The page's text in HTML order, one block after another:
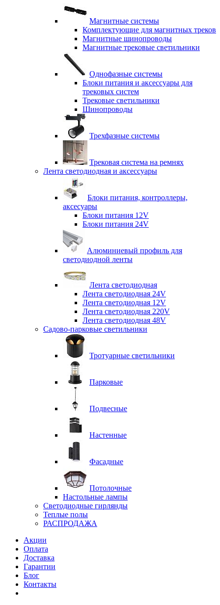
Магнитные системы
Комплектующие для магнитных треков
Магнитные шинопроводы
Магнитные трековые светильники
Однофазные системы
Блоки питания и аксессуары для
трековых систем
Трековые светильники
Шинопроводы
Трехфазные системы
Трековая система на ремнях
Лента светодиодная и аксессуары
Блоки питания, контроллеры,
аксесуары
Блоки питания 12V
Блоки питания 24V
Алюминиевый профиль для
светодиодной ленты
Лента светодиодная
Лента светодиодная 24V
Лента светодиодная 12V
Лента светодиодная 220V
Лента светодиодная 48V
Садово-парковые светильники
Тротуарные светильники
Парковые
Подвесные
Настенные
Фасадные
Потолочные
Настольные лампы
Светодиодные гирлянды
Теплые полы
РАСПРОДАЖА
Акции
Оплата
Доставка
Гарантии
Блог
Контакты